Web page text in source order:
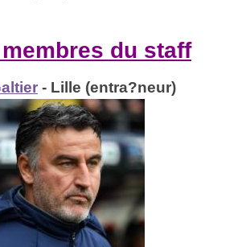
du staff
- Lille (entra?neur)